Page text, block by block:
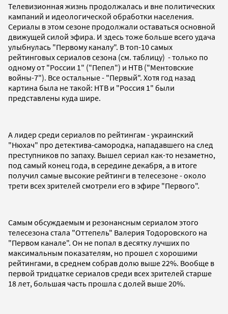
Телевизионная жизнь продолжалась и вне политических
кампаний и идеологической обработки населения.
Сериалы в этом сезоне продолжали оставаться основной
движущей силой эфира. И здесь тоже больше всего удача
улыбнулась "Первому каналу". В топ-10 самых
рейтинговых сериалов сезона (см. таблицу) - только по
одному от "России 1" ("Пепел") и НТВ ("Ментовские
войны-7"). Все остальные - "Первый". Хотя год назад
картина была не такой: НТВ и "Россия 1" были
представлены куда шире.
А лидер среди сериалов по рейтингам - украинский
"Нюхач" про детектива-самородка, нападавшего на след
преступников по запаху. Вышел сериал как-то незаметно,
под самый конец года, в середине декабря, а в итоге
получил самые высокие рейтинги в телесезоне - около
трети всех зрителей смотрели его в эфире "Первого".
Самым обсуждаемым и резонансным сериалом этого
телесезона стала "Оттепель" Валерия Тодоровского на
"Первом канале". Он не попал в десятку лучших по
максимальным показателям, но прошел с хорошими
рейтингами, в среднем собрав долю выше 22%. Вообще в
первой тридцатке сериалов среди всех зрителей старше
18 лет, большая часть прошла с долей выше 20%.